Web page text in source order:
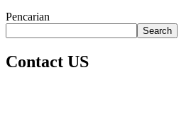
Pencarian
Search
Contact US